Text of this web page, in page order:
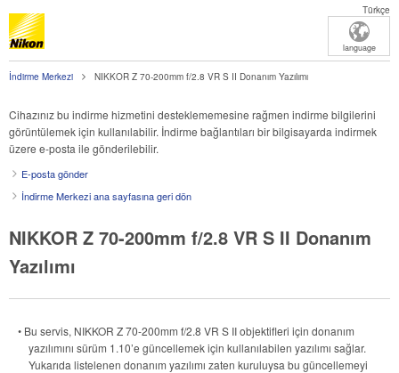
Türkçe
language
İndirme Merkezi NIKKOR Z 70-200mm f/2.8 VR S II Donanım Yazılımı
Cihazınız bu indirme hizmetini desteklememesine rağmen indirme bilgilerini
görüntülemek için kullanılabilir. İndirme bağlantıları bir bilgisayarda indirmek
üzere e-posta ile gönderilebilir.
E-posta gönder
İndirme Merkezi ana sayfasına geri dön
NIKKOR Z 70-200mm f/2.8 VR S II Donanım
Yazılımı
• Bu servis, NIKKOR Z 70-200mm f/2.8 VR S IIobjektifleri için donanım
yazılımını sürüm 1.10’e güncellemek için kullanılabilen yazılımı sağlar.
Yukarıda listelenen donanım yazılımı zaten kuruluysa bu güncellemeyi